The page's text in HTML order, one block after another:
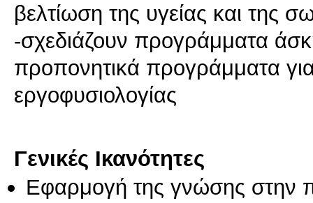
βελτίωση της υγείας και της
-σχεδιάζουν προγράμματα
προπονητικά προγράμματα
εργοφυσιολογίας
Γενικές Ικανότητες
Εφαρμογή της γνώσης στην